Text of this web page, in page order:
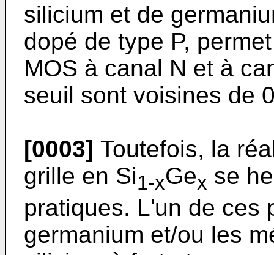
silicium et de
dopé de type P,
MOS à canal N et à
seuil sont voisines de
[0003] Toutefois, la
grille en Si1-xGex se
pratiques. L'un de ces
germanium et/ou les